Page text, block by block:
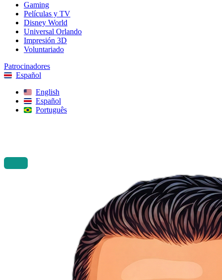
Gaming
Películas y TV
Disney World
Universal Orlando
Impresión 3D
Voluntariado
Patrocinadores
Español
English
Español
Português